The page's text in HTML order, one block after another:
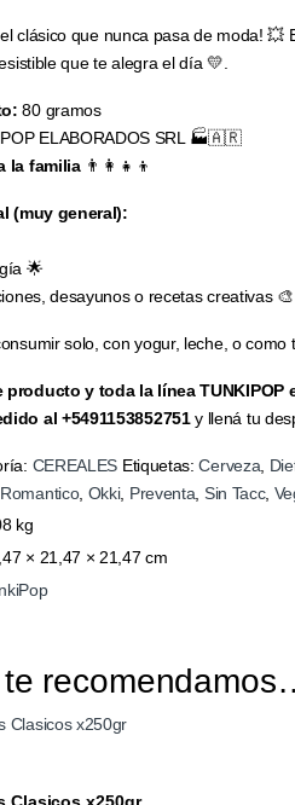
clásico que nunca pasa de moda! 💥
que te alegra el día 💛.
80 gramos
ELABORADOS SRL 🏭🇦🇷
la familia👨‍👩‍👧‍👦
(muy general):
🌟
desayunos o recetas creativas
solo, con yogur, leche, o
y toda la línea TUNKIPOP
al +5491153852751y llená tu
CEREALES Etiquetas:Cerveza
, Okki, Preventa Sin Tacc,
kg
× 21,47 × 21,47 cm
te